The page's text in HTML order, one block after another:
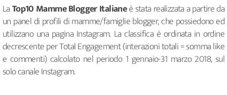
LaTop10 Mamme Blogger Italianeè stata realizzata a partire da
un panel di profili di mamme/famiglie blogger, che possiedono ed
utilizzano una pagina Instagram. La classifica è ordinata in ordine
decrescente per Total Engagement (interazioni totali = somma like
e commenti) calcolato nel periodo 1 gennaio-31 marzo 2018, sul
solo canale Instagram.